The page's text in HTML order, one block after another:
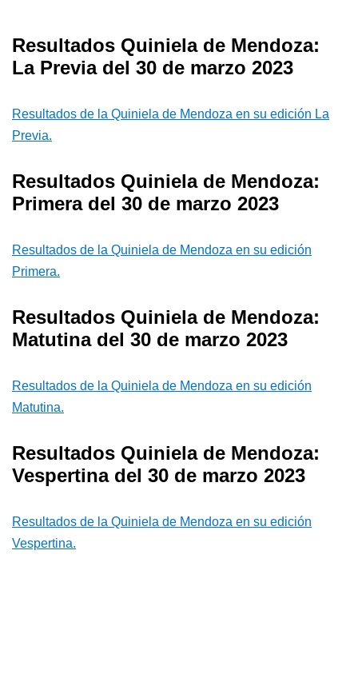
Resultados Quiniela de Mendoza:
La Previa del 30 de marzo 2023
Resultados de la Quiniela de Mendoza en su edición La
Previa.
Resultados Quiniela de Mendoza:
Primera del 30 de marzo 2023
Resultados de la Quiniela de Mendoza en su edición
Primera.
Resultados Quiniela de Mendoza:
Matutina del 30 de marzo 2023
Resultados de la Quiniela de Mendoza en su edición
Matutina.
Resultados Quiniela de Mendoza:
Vespertina del 30 de marzo 2023
Resultados de la Quiniela de Mendoza en su edición
Vespertina.